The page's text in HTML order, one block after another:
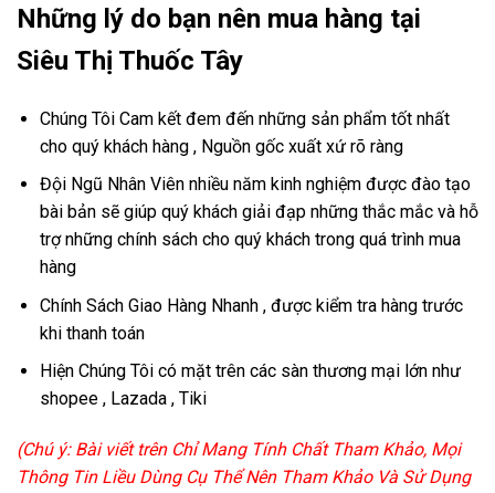
Những lý do bạn nên mua hàng tại
Siêu Thị Thuốc Tây
Chúng Tôi Cam kết đem đến những sản phẩm tốt nhất
cho quý khách hàng , Nguồn gốc xuất xứ rõ ràng
Đội Ngũ Nhân Viên nhiều năm kinh nghiệm được đào tạo
bài bản sẽ giúp quý khách giải đạp những thắc mắc và hỗ
trợ những chính sách cho quý khách trong quá trình mua
hàng
Chính Sách Giao Hàng Nhanh , được kiểm tra hàng trước
khi thanh toán
Hiện Chúng Tôi có mặt trên các sàn thương mại lớn như
shopee , Lazada , Tiki
(Chú ý: Bài viết trên Chỉ Mang Tính Chất Tham Khảo, Mọi
Thông Tin Liều Dùng Cụ Thể Nên Tham Khảo Và Sử Dụng